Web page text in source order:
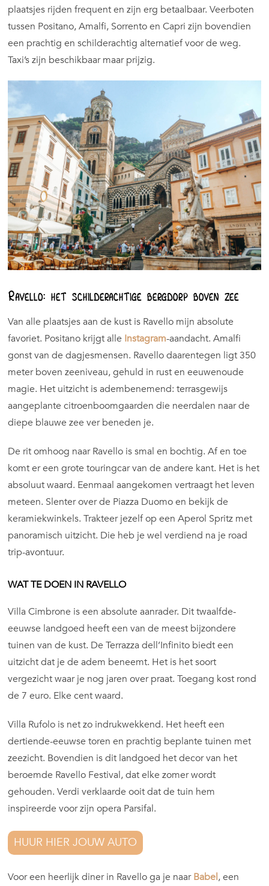
plaatsjes rijden frequent en zijn erg betaalbaar. Veerboten
tussen Positano, Amalfi, Sorrento en Capri zijn bovendien
een prachtig en schilderachtig alternatief voor de weg.
Taxi’s zijn beschikbaar maar prijzig.
Ravello: het schilderachtige bergdorp boven zee
Van alle plaatsjes aan de kust is Ravello mijn absolute
favoriet. Positano krijgt alle Instagram-aandacht. Amalfi
gonst van de dagjesmensen. Ravello daarentegen ligt 350
meter boven zeeniveau, gehuld in rust en eeuwenoude
magie. Het uitzicht is adembenemend: terrasgewijs
aangeplante citroenboomgaarden die neerdalen naar de
diepe blauwe zee ver beneden je.
De rit omhoog naar Ravello is smal en bochtig. Af en toe
komt er een grote touringcar van de andere kant. Het is het
absoluut waard. Eenmaal aangekomen vertraagt het leven
meteen. Slenter over de Piazza Duomo en bekijk de
keramiekwinkels. Trakteer jezelf op een Aperol Spritz met
panoramisch uitzicht. Die heb je wel verdiend na je road
trip-avontuur.
WAT TE DOEN IN RAVELLO
Villa Cimbrone is een absolute aanrader. Dit twaalfde-
eeuwse landgoed heeft een van de meest bijzondere
tuinen van de kust. De Terrazza dell’Infinito biedt een
uitzicht dat je de adem beneemt. Het is het soort
vergezicht waar je nog jaren over praat. Toegang kost rond
de 7 euro. Elke cent waard.
Villa Rufolo is net zo indrukwekkend. Het heeft een
dertiende-eeuwse toren en prachtig beplante tuinen met
zeezicht. Bovendien is dit landgoed het decor van het
beroemde Ravello Festival, dat elke zomer wordt
gehouden. Verdi verklaarde ooit dat de tuin hem
inspireerde voor zijn opera Parsifal.
HUUR HIER JOUW AUTO
Voor een heerlijk diner in Ravello ga je naarBabel, een